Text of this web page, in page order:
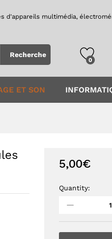
d'appareils multimédia,
Recherche
0
ET SON
5,00€
Cordon
des
modules
Quantity: